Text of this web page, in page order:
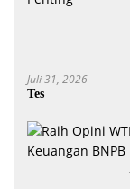
Juli 31, 2026
Tes